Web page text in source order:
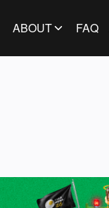
ABOUT FAQ